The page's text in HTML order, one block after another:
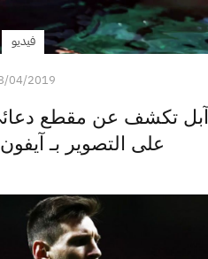
فيديو
04/2019
آبل تكشف عن مقطع
على التصوير بـ آيفون XS تحت الماء